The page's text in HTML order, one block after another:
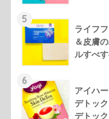
5
ライフ
＆皮膚
ルすべす
6
アイハ
デトッ
デトック